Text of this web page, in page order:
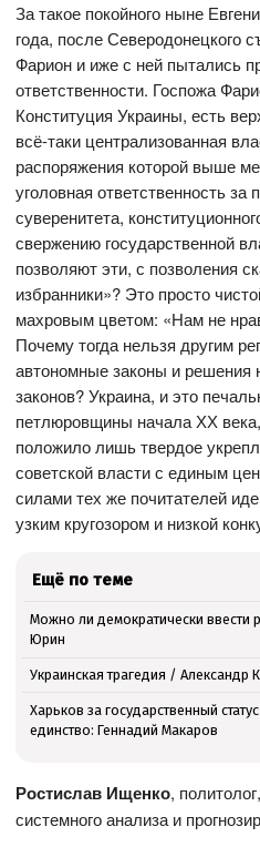
За такое покойного ныне
года, после Северодонецкого
Фарион и иже с ней пытались
ответственности. Госпожа
Конституция Украины, есть
всё-таки централизованная
распоряжения которой выше
уголовная ответственность за
суверенитета,
свержению государственной
позволяют эти, с позволения
избранники»? Это просто
махровым цветом: «Нам не
Почему тогда нельзя другим
автономные законы и решения
законов? Украина, и это
петлюровщины начала ХХ
положило лишь твердое
советской власти с единым
силами тех же почитателей
узким кругозором и низкой
Ещё по теме
Можно ли демократически ввести
Юрин
Украинская трагедия / Александр
Харьков за государственный
единство: Геннадий Макаров
Ростислав Ищенко,
системного анализа и